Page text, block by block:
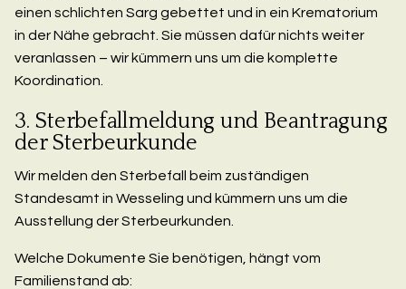
einen schlichten Sarg gebettet und in ein Krematorium
in der Nähe gebracht. Sie müssen dafür nichts weiter
veranlassen – wir kümmern uns um die komplette
Koordination.
3. Sterbefallmeldung und Beantragung
der Sterbeurkunde
Wir melden den Sterbefall beim zuständigen
Standesamt in Wesseling und kümmern uns um die
Ausstellung der Sterbeurkunden.
Welche Dokumente Sie benötigen, hängt vom
Familienstand ab: